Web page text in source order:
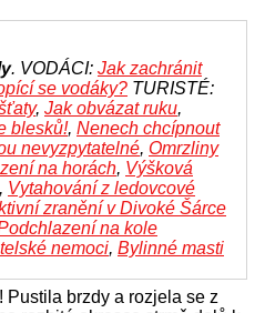
. VODÁCI: Jak zachránit
se vodáky? TURISTÉ:
, Jak obvázat ruku,
blesků!, Nenech chcípnout
nevyzpytatelné, Omrzliny
na horách, Výšková
, Vytahování z ledovcové
zranění v Divoké Šárce
na kole
nemoci, Bylinné masti
Pustila brzdy a rozjela se z